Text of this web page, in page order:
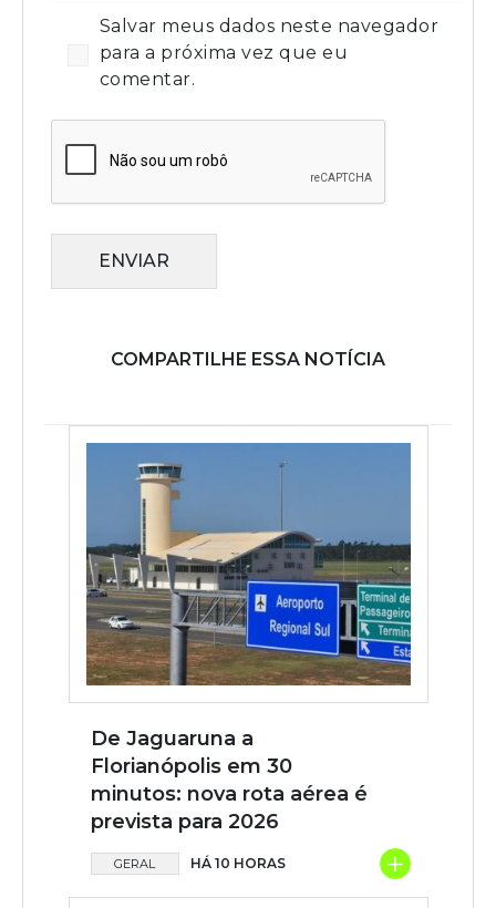
Salvar meus dados neste navegador
para a próxima vez que eu
comentar.
ENVIAR
COMPARTILHE ESSA NOTÍCIA
De Jaguaruna a
Florianópolis em 30
minutos: nova rota aérea é
prevista para 2026
GERAL HÁ 10 HORAS +